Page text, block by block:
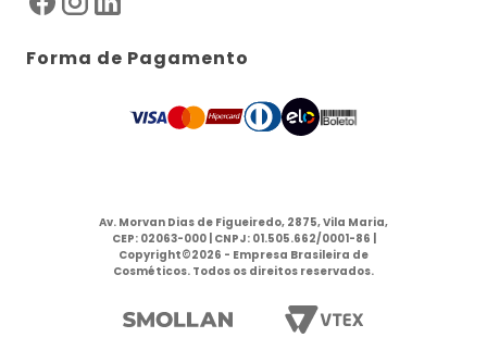
Forma de Pagamento
Av. Morvan Dias de Figueiredo, 2875, Vila Maria,
CEP: 02063-000 | CNPJ: 01.505.662/0001-86 |
Copyright©2026 - Empresa Brasileira de
Cosméticos. Todos os direitos reservados.